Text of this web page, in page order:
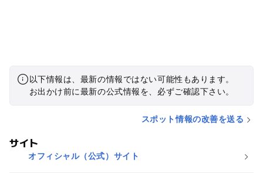
以下情報は、最新の情報ではない可能性もあります。
お出かけ前に最新の公式情報を、必ずご確認下さい。
スポット情報の改善を送る
サイト
オフィシャル（公式）サイト